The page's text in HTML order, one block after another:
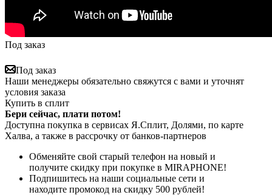
Под заказ
Под заказ
Наши менеджеры обязательно свяжутся с вами и уточнят
условия заказа
Купить в сплит
Бери сейчас, плати потом!
Доступна покупка в сервисах Я.Сплит, Долями, по карте
Халва, а также в рассрочку от банков-партнеров
Обменяйте свой старый телефон на новый и
получите скидку при покупке в MIRAPHONE!
Подпишитесь на наши социальные сети и
находите промокод на скидку 500 рублей!